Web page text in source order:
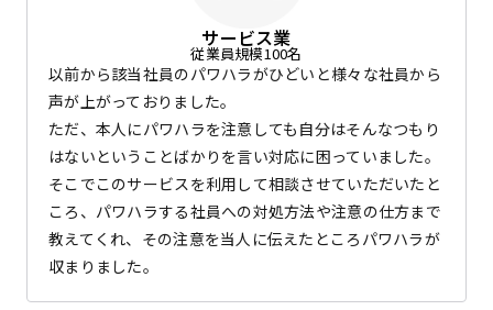
サービス業
従業員規模100名
以前から該当社員のパワハラがひどいと様々な社員から
声が上がっておりました。
ただ、本人にパワハラを注意しても自分はそんなつもり
はないということばかりを言い対応に困っていました。
そこでこのサービスを利用して相談させていただいたと
ころ、パワハラする社員への対処方法や注意の仕方まで
教えてくれ、その注意を当人に伝えたところパワハラが
収まりました。